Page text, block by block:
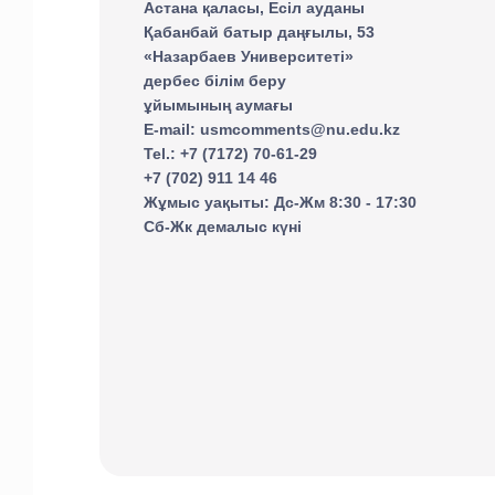
Астана қаласы, Есіл ауданы
Қабанбай батыр даңғылы, 53
«Назарбаев Университеті»
дербес білім беру
ұйымының аумағы
E-mail: usmcomments@nu.edu.kz
Tel.: +7 (7172) 70-61-29
+7 (702) 911 14 46
Жұмыс уақыты: Дс-Жм 8:30 - 17:30
Сб-Жк демалыс күні